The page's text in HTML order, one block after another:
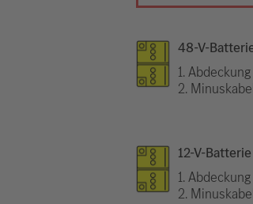
48-V-
1.
2.
12-V-
1.
2.